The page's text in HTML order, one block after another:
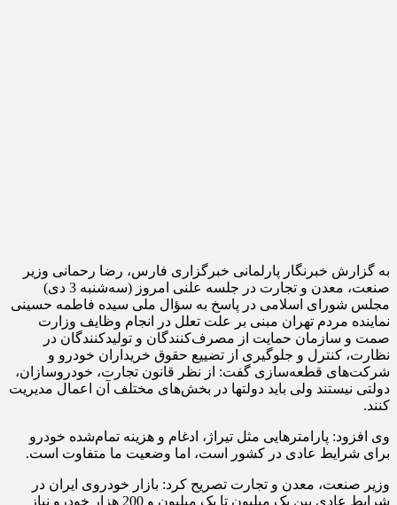
به گزارش خبرنگار پارلمانی خبرگزاری فارس، رضا رحمانی وزیر
صنعت، معدن و تجارت در جلسه علنی امروز (سه‌شنبه 3 دی)
مجلس شورای اسلامی در پاسخ به سؤال ملی سیده فاطمه حسینی
نماینده مردم تهران مبنی بر علت تعلل در انجام وظایف وزارت
صمت و سازمان حمایت از مصرف‌کنندگان و تولیدکنندگان در
نظارت، کنترل و جلوگیری از تضییع حقوق خریداران خودرو و
شرکت‌‌های قطعه‌سازی گفت: از نظر قانون تجارت، خودروسازان،
دولتی نیستند ولی باید دولتها در بخش‌های مختلف آن اعمال مدیریت
کنند.
وی افزود: پارامترهایی مثل تیراژ، ادغام و هزینه تمام‌شده خودرو
برای شرایط عادی در کشور است، اما وضعیت ما متفاوت است.
وزیر صنعت، معدن و تجارت تصریح کرد: بازار خودروی ایران در
شرایط عادی بین یک میلیون تا یک میلیون و 200 هزار خودرو نیاز